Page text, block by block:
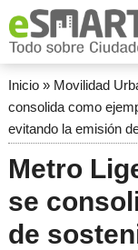
Inicio» Movilidad
consolida como
evitando la emisión
Metro
se
de